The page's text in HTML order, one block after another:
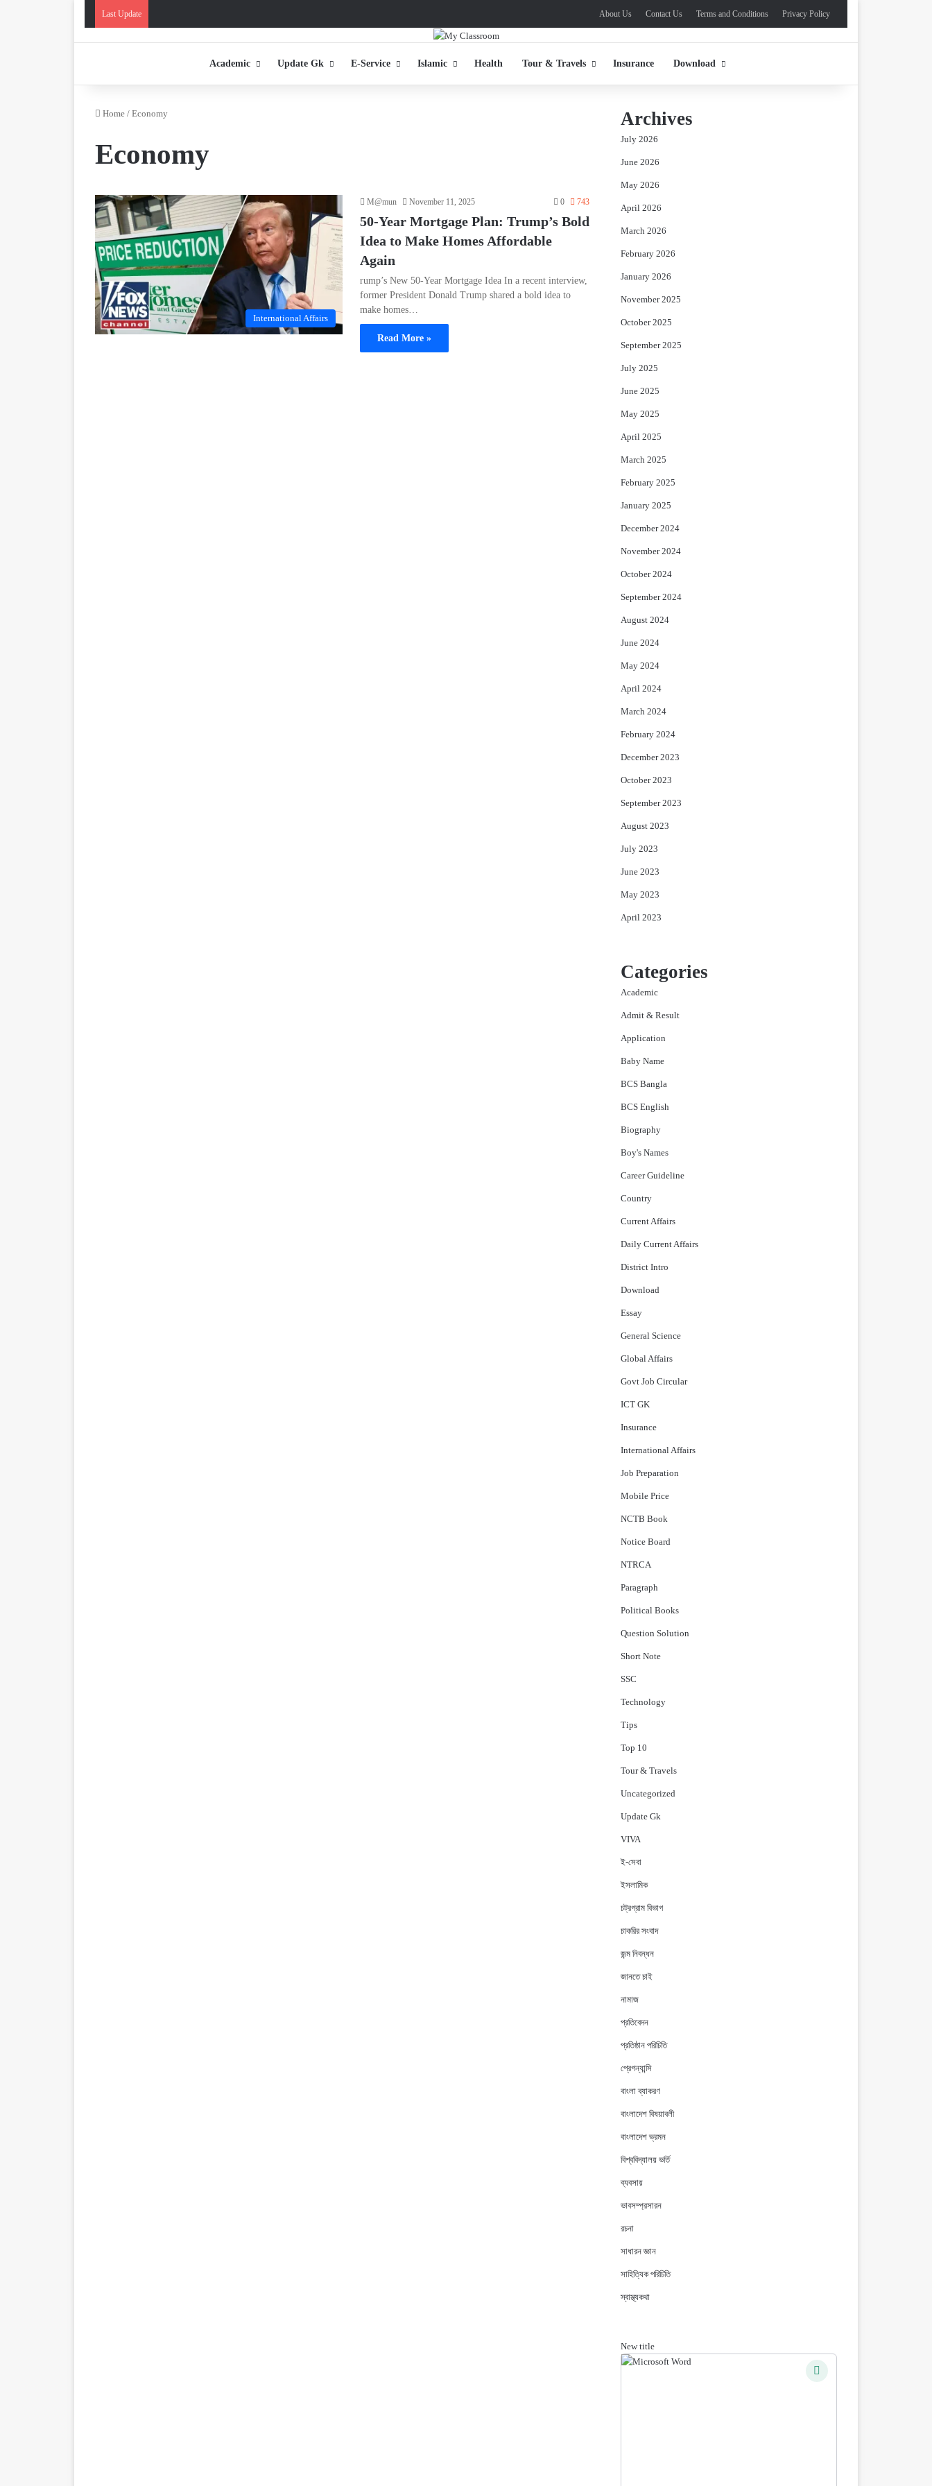
Last Update About Us Contact Us Terms and Conditions Privacy Policy
Academic Update Gk E-Service Islamic Health Tour & Travels Insurance Download
Home / Economy
Economy
International Affairs
M@mun November 11, 2025 0 743
50-Year Mortgage Plan: Trump’s Bold
Idea to Make Homes Affordable
Again
rump’s New 50-Year Mortgage Idea In a recent interview,
former President Donald Trump shared a bold idea to
make homes…
Read More »
Archives
July 2026
June 2026
May 2026
April 2026
March 2026
February 2026
January 2026
November 2025
October 2025
September 2025
July 2025
June 2025
May 2025
April 2025
March 2025
February 2025
January 2025
December 2024
November 2024
October 2024
September 2024
August 2024
June 2024
May 2024
April 2024
March 2024
February 2024
December 2023
October 2023
September 2023
August 2023
July 2023
June 2023
May 2023
April 2023
Categories
Academic
Admit & Result
Application
Baby Name
BCS Bangla
BCS English
Biography
Boy's Names
Career Guideline
Country
Current Affairs
Daily Current Affairs
District Intro
Download
Essay
General Science
Global Affairs
Govt Job Circular
ICT GK
Insurance
International Affairs
Job Preparation
Mobile Price
NCTB Book
Notice Board
NTRCA
Paragraph
Political Books
Question Solution
Short Note
‍SSC
Technology
Tips
Top 10
Tour & Travels
Uncategorized
Update Gk
VIVA
ই-সেবা
ইসলামিক
চট্রগ্রাম বিভাগ
চাকরির সংবাদ
জন্ম নিবন্ধন
জানতে চাই
নামাজ
প্রতিবেদন
প্রতিষ্ঠান পরিচিতি
প্রেগন্যান্সি
বাংলা ব্যাকরণ
বাংলাদেশ বিষয়াবলী
বাংলাদেশ ভ্রমন
বিশ্ববিদ্যালয় ভর্তি
ব্যবসায়
ভাবসম্প্রসারন
রচনা
সাধারন জ্ঞান
সাহিত্যিক পরিচিতি
স্বাস্থ্যকথা
New title